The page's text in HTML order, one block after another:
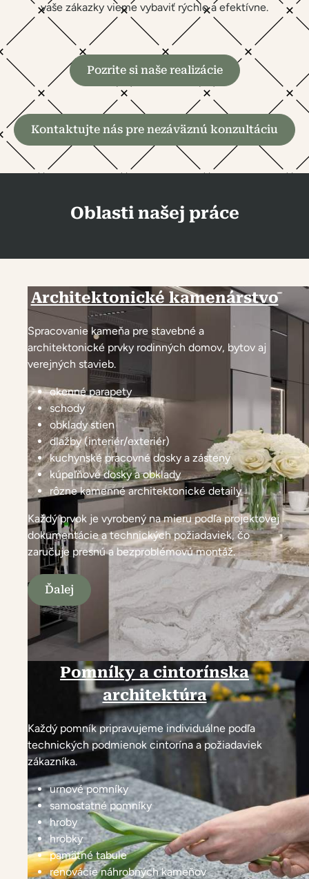
vaše zákazky vieme vybaviť rýchlo a efektívne.
Pozrite si naše realizácie
Kontaktujte nás pre nezáväznú konzultáciu
Oblasti našej práce
Architektonické kamenárstvo
Spracovanie kameňa pre stavebné a
architektonické prvky rodinných domov, bytov aj
verejných stavieb.
okenné parapety
schody
obklady stien
dlažby (interiér/exteriér)
kuchynské pracovné dosky a zásteny
kúpeľňové dosky a obklady
rôzne kamenné architektonické detaily
Každý prvok je vyrobený na mieru podľa projektovej
dokumentácie a technických požiadaviek, čo
zaručuje presnú a bezproblémovú montáž.
Ďalej
Pomníky a cintorínska
architektúra
Každý pomník pripravujeme individuálne podľa
technických podmienok cintorína a požiadaviek
zákazníka.
urnové pomníky
samostatné pomníky
hroby
hrobky
pamätné tabule
renovácie náhrobných kameňov